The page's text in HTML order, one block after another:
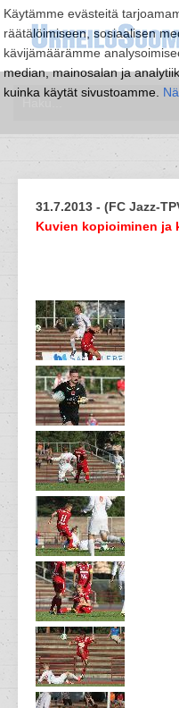
Käytämme evästeitä
räätälöimiseen, sosiaalisen
kävijämäärämme
median, mainosalan ja
kuinka käytät sivustoamme.
31.7.2013 - (FC Jazz-
Kuvien kopioiminen ja